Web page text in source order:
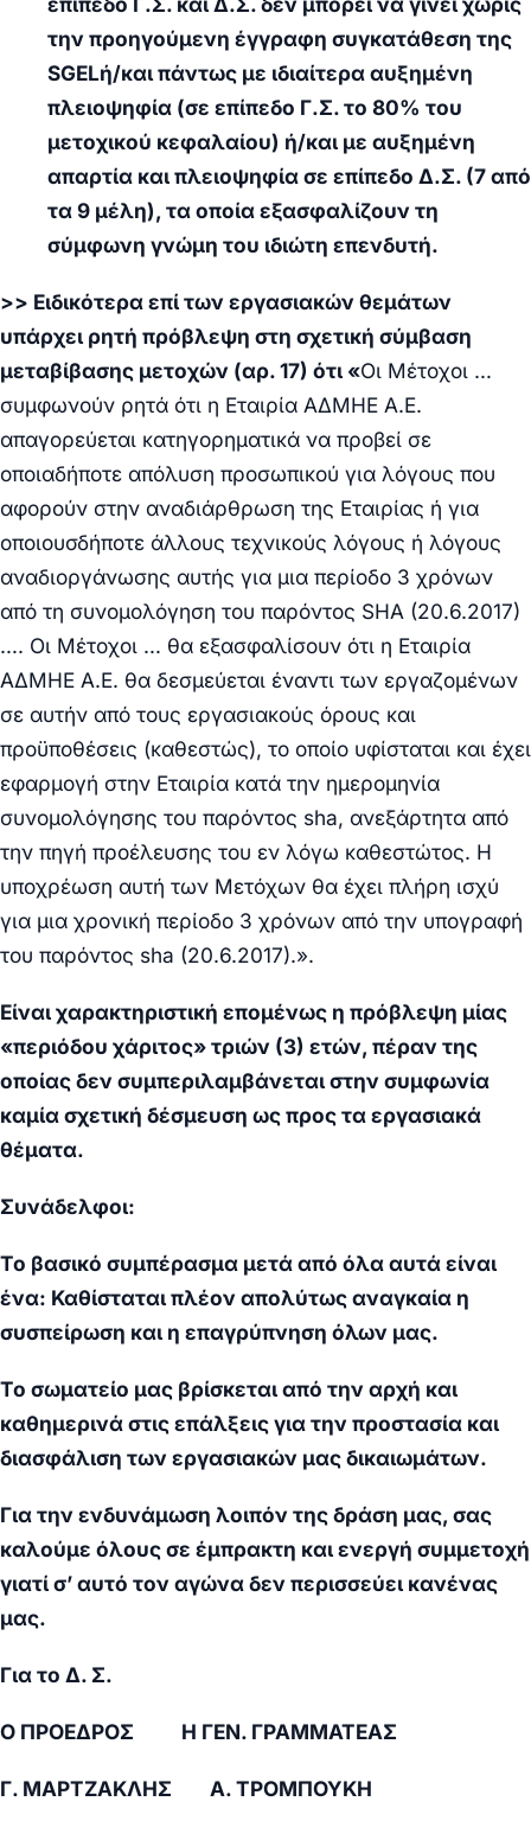
την προηγούμενη έγγραφη συγκατάθεση της
SGELή/και πάντως με ιδιαίτερα αυξημένη
πλειοψηφία (σε επίπεδο Γ.Σ. το 80% του
μετοχικού κεφαλαίου) ή/και με αυξημένη
απαρτία και πλειοψηφία σε επίπεδο Δ.Σ. (7 από
τα 9 μέλη), τα οποία εξασφαλίζουν τη
σύμφωνη γνώμη του ιδιώτη επενδυτή.
>> Ειδικότερα επί των εργασιακών θεμάτων
υπάρχει ρητή πρόβλεψη στη σχετική σύμβαση
μεταβίβασης μετοχών (αρ. 17) ότι «Οι Μέτοχοι …
συμφωνούν ρητά ότι η Εταιρία ΑΔΜΗΕ Α.Ε.
απαγορεύεται κατηγορηματικά να προβεί σε
οποιαδήποτε απόλυση προσωπικού για λόγους που
αφορούν στην αναδιάρθρωση της Εταιρίας ή για
οποιουσδήποτε άλλους τεχνικούς λόγους ή λόγους
αναδιοργάνωσης αυτής για μια περίοδο 3 χρόνων
από τη συνομολόγηση του παρόντος SHA (20.6.2017)
…. Οι Μέτοχοι … θα εξασφαλίσουν ότι η Εταιρία
ΑΔΜΗΕ Α.Ε. θα δεσμεύεται έναντι των εργαζομένων
σε αυτήν από τους εργασιακούς όρους και
προϋποθέσεις (καθεστώς), το οποίο υφίσταται και έχει
εφαρμογή στην Εταιρία κατά την ημερομηνία
συνομολόγησης του παρόντος sha, ανεξάρτητα από
την πηγή προέλευσης του εν λόγω καθεστώτος. Η
υποχρέωση αυτή των Μετόχων θα έχει πλήρη ισχύ
για μια χρονική περίοδο 3 χρόνων από την υπογραφή
του παρόντος sha (20.6.2017).».
Είναι χαρακτηριστική επομένως η πρόβλεψη μίας
«περιόδου χάριτος» τριών (3) ετών, πέραν της
οποίας δεν συμπεριλαμβάνεται στην συμφωνία
καμία σχετική δέσμευση ως προς τα εργασιακά
θέματα.
Συνάδελφοι:
Το βασικό συμπέρασμα μετά από όλα αυτά είναι
ένα: Καθίσταται πλέον απολύτως αναγκαία η
συσπείρωση και η επαγρύπνηση όλων μας.
Το σωματείο μας βρίσκεται από την αρχή και
καθημερινά στις επάλξεις για την προστασία και
διασφάλιση των εργασιακών μας δικαιωμάτων.
Για την ενδυνάμωση λοιπόν της δράση μας, σας
καλούμε όλους σε έμπρακτη και ενεργή συμμετοχή
γιατί σ’ αυτό τον αγώνα δεν περισσεύει κανένας
μας.
Για τo Δ. Σ.
Ο ΠΡΟΕΔΡΟΣ Η ΓΕΝ. ΓΡΑΜΜΑΤΕΑΣ
Γ. ΜΑΡΤΖΑΚΛΗΣ Α. ΤΡΟΜΠΟΥΚΗ